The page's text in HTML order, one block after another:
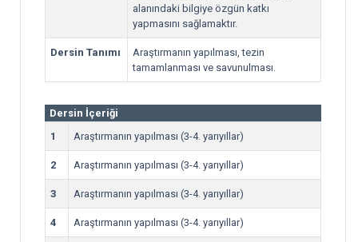
alanındaki bilgiye özgün katkı
yapmasını sağlamaktır.
Dersin Tanımı
Araştırmanın yapılması, tezin
tamamlanması ve savunulması.
Dersin İçeriği
1
Araştırmanın yapılması (3-4. yarıyıllar)
2 Araştırmanın yapılması (3-4. yarıyıllar)
3 Araştırmanın yapılması (3-4. yarıyıllar)
4 Araştırmanın yapılması (3-4. yarıyıllar)